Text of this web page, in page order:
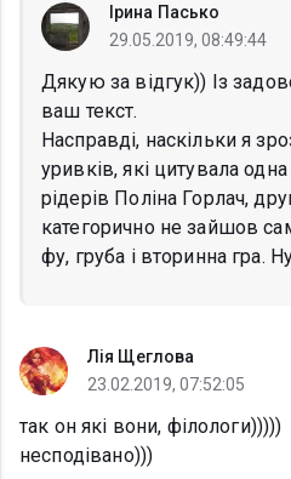
Ірина Пасько
29.05.2019, 08:49:44
Дякую за відгук)) Із
ваш текст.
Насправді, наскільки я
уривків, які цитувала одна
рідерів Поліна Горлач,
категорично не зайшов
фу, груба і вторинна гра.
Лія Щеглова
23.02.2019, 07:52:05
так он які вони, філологи)))))
несподівано)))